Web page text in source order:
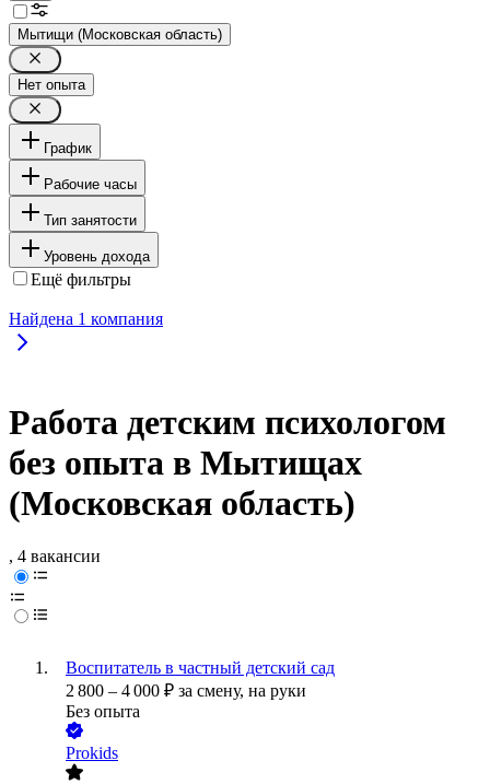
Мытищи (Московская область)
Нет опыта
График
Рабочие часы
Тип занятости
Уровень дохода
Ещё фильтры
Найдена 1 компания
Работа детским психологом
без опыта в Мытищах
(Московская область)
, 4 вакансии
Воспитатель в частный детский сад
2 800 – 4 000 ₽ за смену, на руки
Без опыта
Prokids